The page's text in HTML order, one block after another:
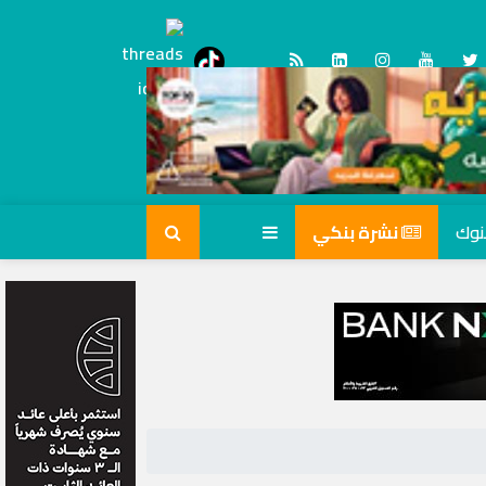
tiktok
Threads
نشرة بنكي